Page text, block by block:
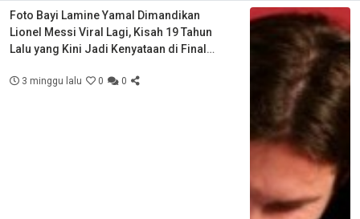
Foto Bayi Lamine Yamal Dimandikan
Lionel Messi Viral Lagi, Kisah 19 Tahun
Lalu yang Kini Jadi Kenyataan di Final
3 minggu lalu 0 0